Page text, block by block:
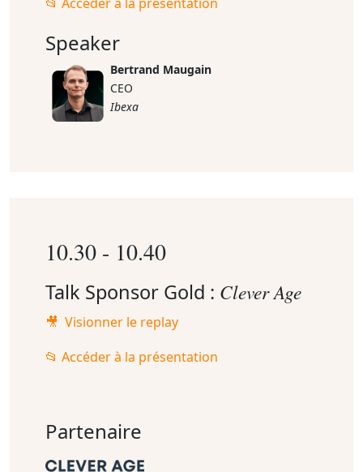
Speaker
Bertrand Maugain
CEO
Ibexa
10.30 - 10.40
Talk Sponsor Gold : Clever Age
🎥 Visionner le replay
📂 Accéder à la présentation
Partenaire